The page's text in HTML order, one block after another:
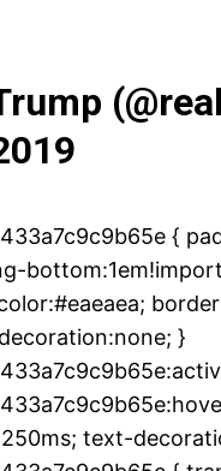
{
}
text-